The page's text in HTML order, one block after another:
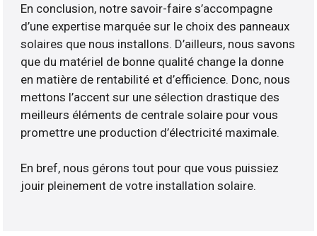
En conclusion, notre savoir-faire s’accompagne
d’une expertise marquée sur le choix des panneaux
solaires que nous installons. D’ailleurs, nous savons
que du matériel de bonne qualité change la donne
en matière de rentabilité et d’efficience. Donc, nous
mettons l’accent sur une sélection drastique des
meilleurs éléments de centrale solaire pour vous
promettre une production d’électricité maximale.
En bref, nous gérons tout pour que vous puissiez
jouir pleinement de votre installation solaire.